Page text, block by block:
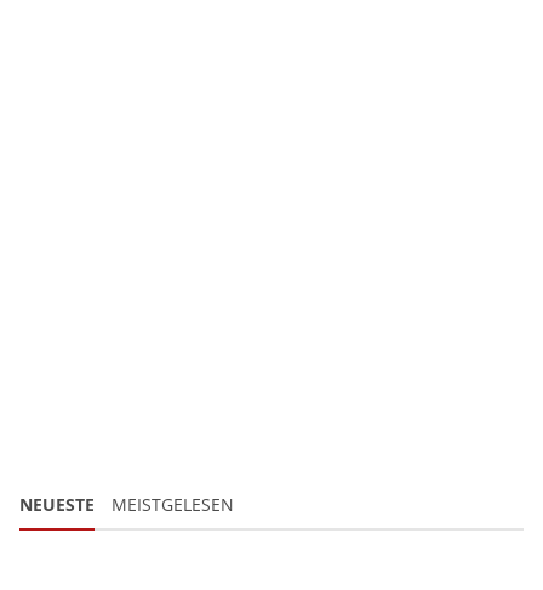
NEUESTE MEISTGELESEN